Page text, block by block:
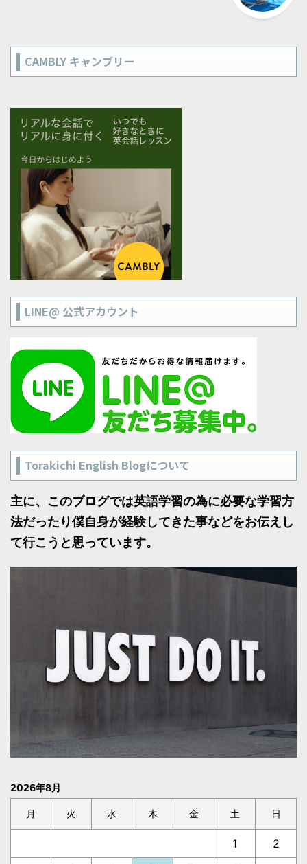
CAMBLY キャンブリー
LINE@ 公式アカウント
Torakichi English Blogについて
主に、このブログでは英語学習の為に必要な学習方
法だったり僕自身が経験してきた事などをお伝えし
て行こうと思っています。
2026年8月
月 火 水 木 金 土 日
1 2